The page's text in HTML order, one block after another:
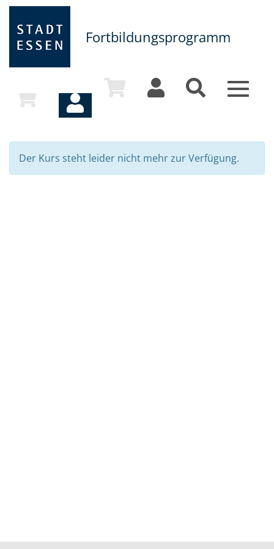
Fortbildungsprogramm
Toggle
Der Kurs steht leider nicht mehr zur Verfügung.